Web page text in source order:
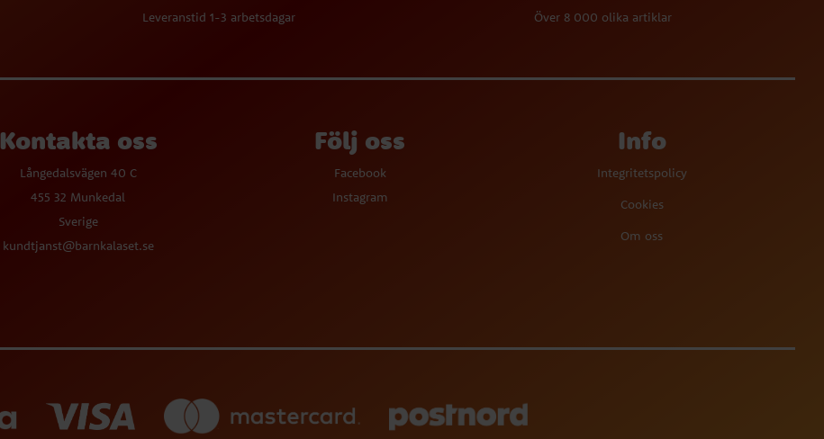
Leveranstid 1-3 arbetsdagar Över 8 000 olika artiklar
Kontakta oss
Långedalsvägen 40 C
455 32 Munkedal
Sverige
kundtjanst@barnkalaset.se
Följ oss
Facebook
Instagram
Info
Integritetspolicy
Cookies
Om oss